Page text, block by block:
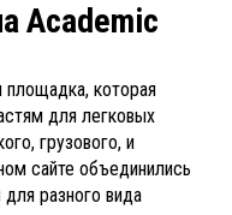
Academic
площадка, которая
для легковых
грузового, и
сайте объединились
разного вида